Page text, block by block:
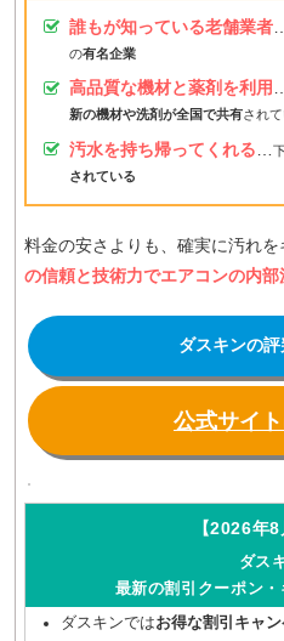
誰もが知っている老舗業者
の有名企業
高品質な機材と薬剤を利用
新の機材や洗剤が全国で共有され
汚水を持ち帰ってくれる
されている
料金の安さよりも、確実に汚れを
の信頼と技術力でエアコンの内
ダスキンの評
公式サイ
【2026年8
ダス
最新の割引クーポン
ダスキンではお得な割引キャ